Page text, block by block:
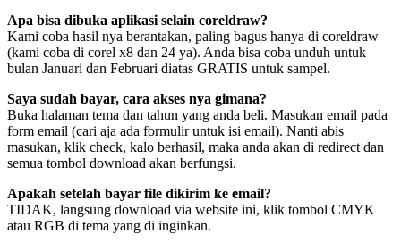
Apa bisa dibuka aplikasi selain coreldraw?
Kami coba hasil nya berantakan, paling bagus hanya di coreldraw
(kami coba di corel x8 dan 24 ya). Anda bisa coba unduh untuk
bulan Januari dan Februari diatas GRATIS untuk sampel.
Saya sudah bayar, cara akses nya gimana?
Buka halaman tema dan tahun yang anda beli. Masukan email pada
form email (cari aja ada formulir untuk isi email). Nanti abis
masukan, klik check, kalo berhasil, maka anda akan di redirect dan
semua tombol download akan berfungsi.
Apakah setelah bayar file dikirim ke email?
TIDAK, langsung download via website ini, klik tombol CMYK
atau RGB di tema yang di inginkan.